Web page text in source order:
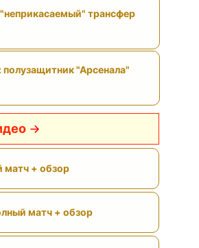
"неприкасаемый" трансфер
"Арсенала"
+ обзор
матч + обзор